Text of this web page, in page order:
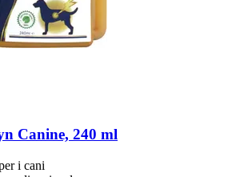
Canine, 240 ml
i cani